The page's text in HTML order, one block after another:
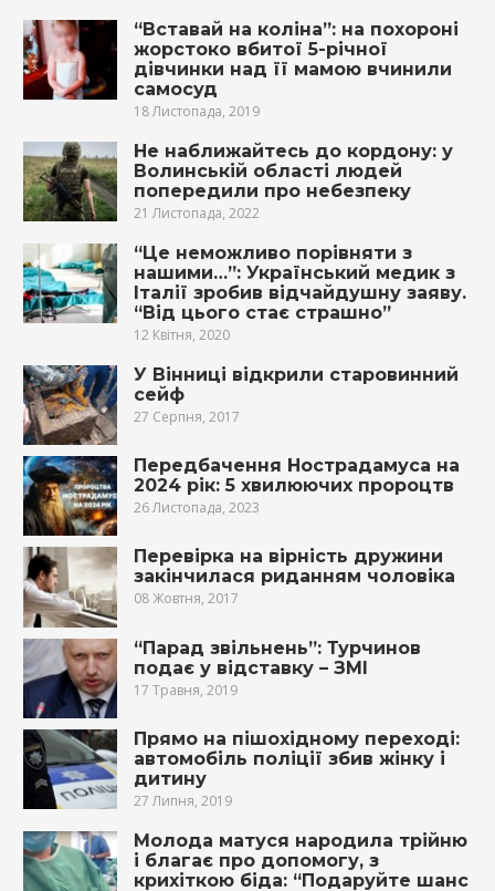
“Вставай на коліна”: на похороні
жорстоко вбитої 5-річної
дівчинки над її мамою вчинили
самосуд
18 Листопада, 2019
Не наближайтесь до кордону: у
Волинській області людей
попередили про небезпеку
21 Листопада, 2022
“Це неможливо порівняти з
нашими…”: Український медик з
Італії зробив відчайдушну заяву.
“Від цього стає страшно”
12 Квітня, 2020
У Вінниці відкрили старовинний
сейф
27 Серпня, 2017
Передбачення Нострадамуса на
2024 рік: 5 хвилюючих пророцтв
26 Листопада, 2023
Перевірка на вірність дружини
закінчилася риданням чоловіка
08 Жовтня, 2017
“Парад звільнень”: Турчинов
подає у відставку – ЗМІ
17 Травня, 2019
Прямо на пішохідному переході:
автомобіль поліції збив жінку і
дитину
27 Липня, 2019
Молода матуся народила трійню
і благає про допомогу, з
крихіткою біда: “Подаруйте шанс